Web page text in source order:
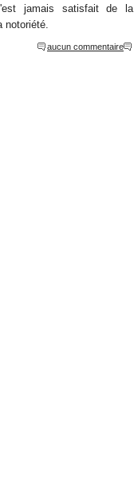
jamais satisfait de la
aucun commentaire